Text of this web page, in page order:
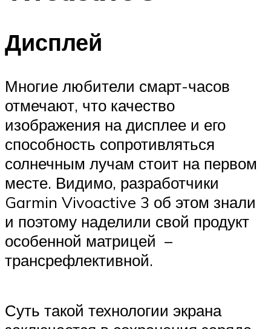
Дисплей
Многие любители смарт-часов
отмечают, что качество
изображения на дисплее и его
способность сопротивляться
солнечным лучам стоит на первом
месте. Видимо, разработчики
Garmin Vivoactive 3 об этом знали
и поэтому наделили свой продукт
особенной матрицей –
трансрефлективной.
Суть такой технологии экрана